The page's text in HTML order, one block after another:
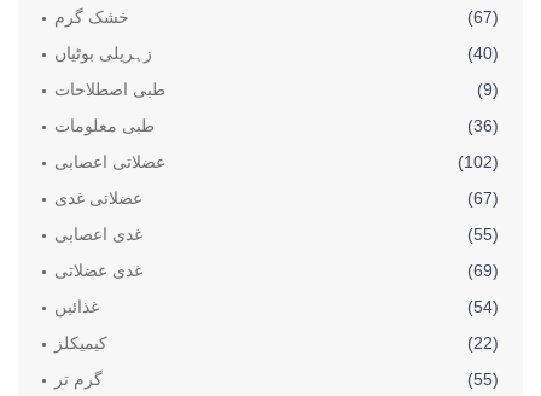
خشک گرم
(67)
زہریلی بوٹیاں
(40)
طبی اصطلاحات
(9)
طبی معلومات
(36)
عضلاتی اعصابی
(102)
عضلاتی غدی
(67)
غدی اعصابی
(55)
غدی عضلاتی
(69)
غذائیں
(54)
کیمیکلز
(22)
گرم تر
(55)